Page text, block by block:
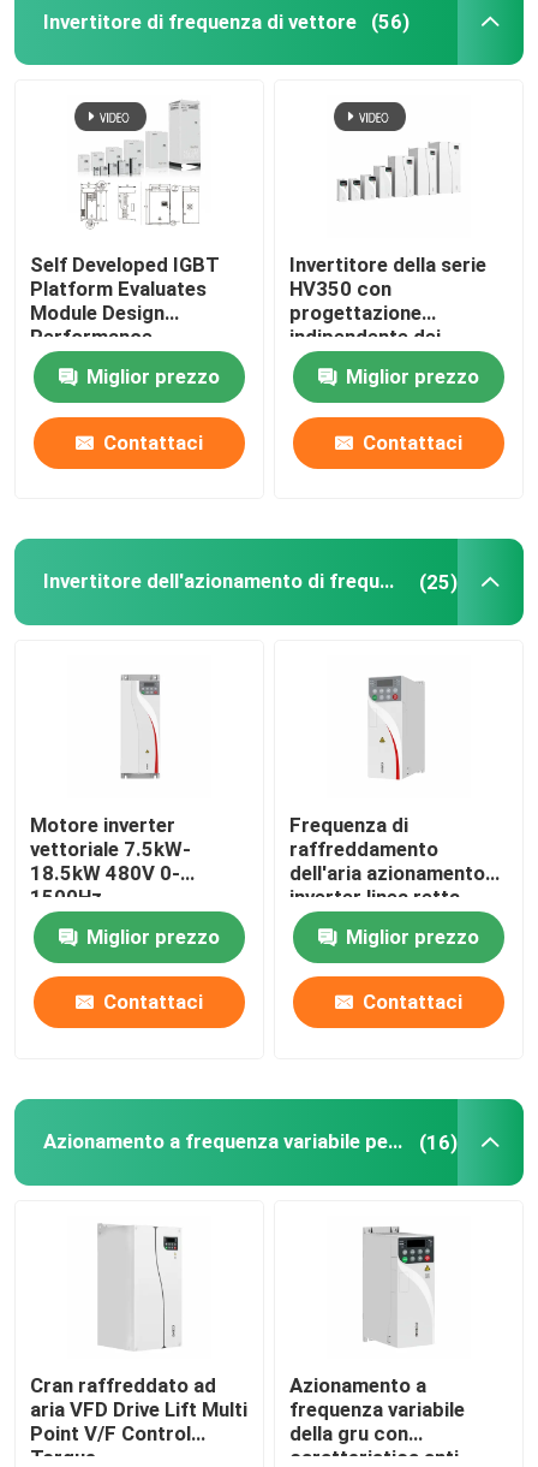
Invertitore di frequenza di vettore (56)
Self Developed IGBT
Platform Evaluates
Module Design
Performance
Miglior prezzo
Contattaci
Invertitore della serie
HV350 con
progettazione
indipendente dei
condotti d'aria e
protocollo di
comunicazione
Modbus RTU
50Hz/60Hz±5% di
Miglior prezzo
Contattaci
Invertitore dell'azionamento di frequenza (25)
Motore inverter
vettoriale 7.5kW-
18.5kW 480V 0-
1500Hz
Miglior prezzo
Contattaci
Frequenza di
raffreddamento
dell'aria azionamento
inverter linea retta
curva V/F
Miglior prezzo
Contattaci
Azionamento a frequenza variabile per gru (16)
Cran raffreddato ad
aria VFD Drive Lift Multi
Point V/F Control
Torque
Azionamento a
frequenza variabile
della gru con
caratteristica anti-